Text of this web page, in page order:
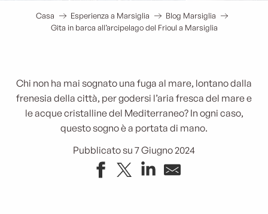
Casa Esperienza a Marsiglia
Blog Marsiglia
Gita in barca all’arcipelago del Frioul a Marsiglia
Chi non ha mai sognato una fuga al mare, lontano dalla
frenesia della città, per godersi l’aria fresca del mare e
le acque cristalline del Mediterraneo? In ogni caso,
questo sogno è a portata di mano.
Pubblicato su 7 Giugno 2024